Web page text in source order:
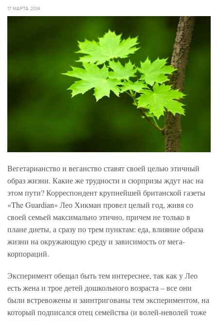
17 МАРТА 2014
Вегетарианство и веганство ставят своей целью этичный
образ жизни. Какие же трудности и сюрпризы ждут нас на
этом пути? Корреспондент крупнейшей британской газеты
«The Guardian» Лео Хикман провел целый год, живя со
своей семьей максимально этично, причем не только в
плане диеты, а сразу по трем пунктам: еда, влияние образа
жизни на окружающую среду и зависимость от мега-
корпораций.
Эксперимент обещал быть тем интереснее, так как у Лео
есть жена и трое детей дошкольного возраста – все они
были встревожены и заинтригованы тем экспериментом, на
который подписался отец семейства (и волей-неволей тоже